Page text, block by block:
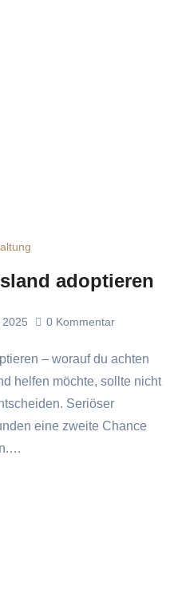
adoptieren
0 Kommentar
helfen möchte, sollte nicht
Seriöser
eine zweite Chance